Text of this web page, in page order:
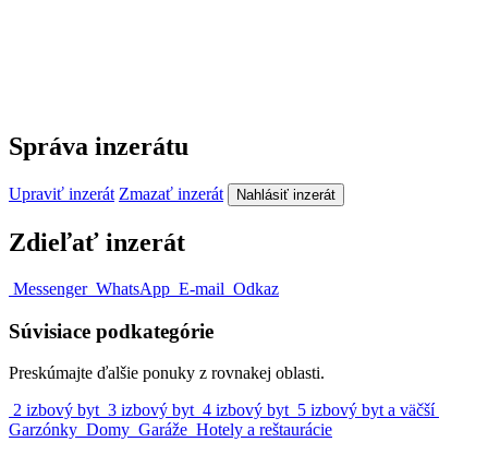
Správa inzerátu
Upraviť inzerát Zmazať inzerát Nahlásiť inzerát
Zdieľať inzerát
Messenger WhatsApp E-mail Odkaz
Súvisiace podkategórie
Preskúmajte ďalšie ponuky z rovnakej oblasti.
2 izbový byt 3 izbový byt 4 izbový byt 5 izbový byt a väčší
Garzónky Domy Garáže Hotely a reštaurácie